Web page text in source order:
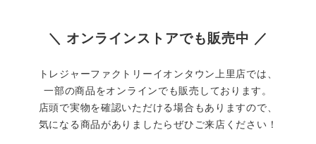
＼ オンラインストアでも販売中 ／
トレジャーファクトリーイオンタウン上里店では、
一部の商品をオンラインでも販売しております。
店頭で実物を確認いただける場合もありますので、
気になる商品がありましたらぜひご来店ください！